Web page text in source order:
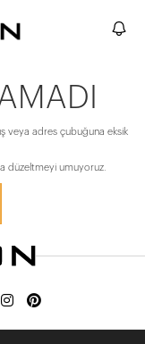
veya adres çubuğuna eksik
düzeltmeyi umuyoruz.